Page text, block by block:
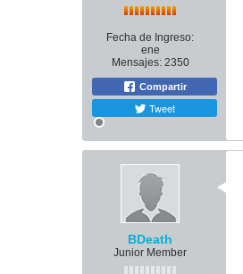
Fecha de Ingreso:
ene
Mensajes: 2350
Compartir
Tweet
BDeath
Junior Member